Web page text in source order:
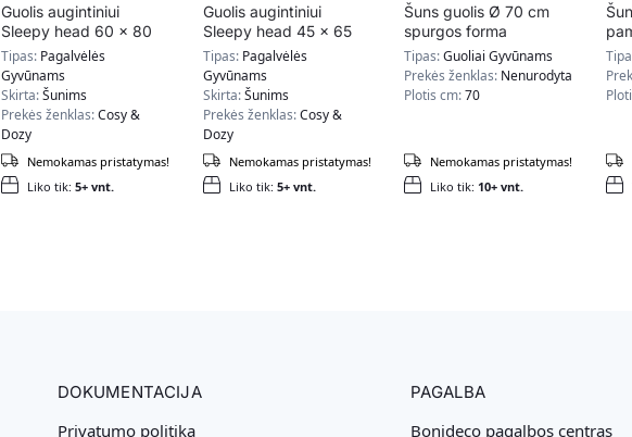
Guolis augintiniui
Sleepy head 60 x 80
cm, mėlynos spalvos
Tipas: Pagalvėlės
Gyvūnams
Skirta:Šunims
Prekės ženklas:Cosy &
Dozy
Liko tik: 5+ vnt.
Nemokamas pristatymas!
Guolis augintiniui
Sleepy head 45 x 65
cm, pilkos spalvos
Tipas: Pagalvėlės
Gyvūnams
Skirta:Šunims
Prekės ženklas:Cosy &
Dozy
Liko tik: 5+ vnt.
Nemokamas pristatymas!
Šuns guolis Ø 70 cm
spurgos forma
PGW070G01
Tipas:Guoliai Gyvūnams
Prekės ženklas: Nenurodyta
Plotis cm:70
Liko tik: 10+ vnt.
Nemokamas pristatymas!
DOKUMENTACIJA
Privatumo politika
PAGALBA
Bonideco pagalbos centras